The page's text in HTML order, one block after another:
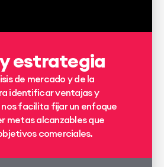
estrategia
de mercado y de la
identificar ventajas y
facilita fijar un enfoque
metas alcanzables que
comerciales.